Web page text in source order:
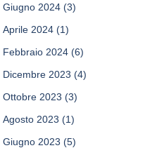
Giugno 2024 (3)
Aprile 2024 (1)
Febbraio 2024 (6)
Dicembre 2023 (4)
Ottobre 2023 (3)
Agosto 2023 (1)
Giugno 2023 (5)